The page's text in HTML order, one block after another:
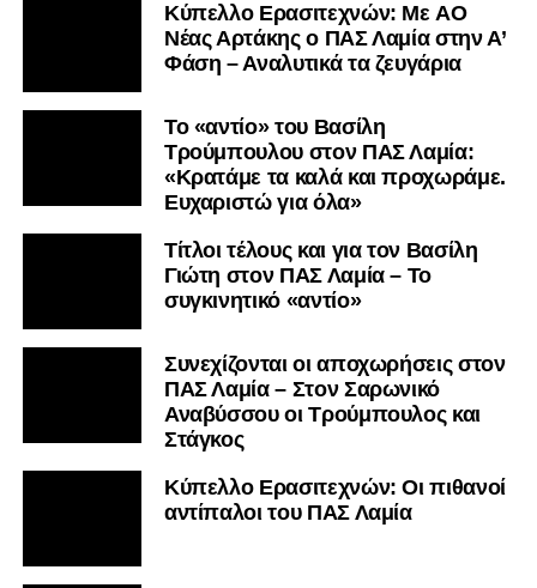
Kύπελλο Ερασιτεχνών: Με AO
Nέας Αρτάκης ο ΠΑΣ Λαμία στην Α’
Φάση – Αναλυτικά τα ζευγάρια
Το «αντίο» του Βασίλη
Τρούμπουλου στον ΠΑΣ Λαμία:
«Κρατάμε τα καλά και προχωράμε.
Ευχαριστώ για όλα»
Τίτλοι τέλους και για τον Βασίλη
Γιώτη στον ΠΑΣ Λαμία – Το
συγκινητικό «αντίο»
Συνεχίζονται οι αποχωρήσεις στον
ΠΑΣ Λαμία – Στον Σαρωνικό
Αναβύσσου οι Τρούμπουλος και
Στάγκος
Κύπελλο Ερασιτεχνών: Οι πιθανοί
αντίπαλοι του ΠΑΣ Λαμία